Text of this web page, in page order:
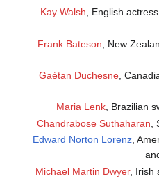
Kay Walsh, English
Frank Bateson , New
Gaétan Duchesne,
Maria Lenk, Brazilian
Chandrabose Suthaharan
Edward Norton Lorenz,
Michael Martin Dwyer, Irish